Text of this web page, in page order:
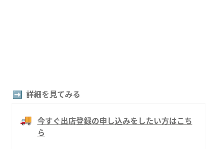
➡️ 詳細を見てみる
🚚 今すぐ出店登録の申し込みをしたい方はこち
ら